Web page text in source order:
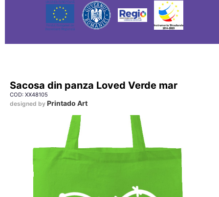
Sacosa din panza Loved Verde mar
COD: XX48105
designed by Printado Art